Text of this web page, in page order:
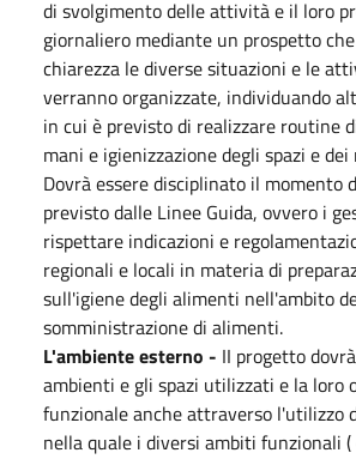
di svolgimento delle attività e il loro
giornaliero mediante un prospetto
chiarezza le diverse situazioni e le
verranno organizzate, individuando
in cui è previsto di realizzare routine
mani e igienizzazione degli spazi e
Dovrà essere disciplinato il momento
previsto dalle Linee Guida, ovvero i
rispettare indicazioni e
regionali e locali in materia di
sull'igiene degli alimenti nell'ambito
somministrazione di alimenti.
L'ambiente esterno - II progetto
ambienti e gli spazi utilizzati e la loro
funzionale anche attraverso l'utilizzo
nella quale i diversi ambiti funzionali (